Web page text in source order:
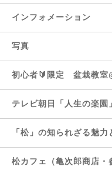
インフォメーション
写真
初心者🔰限定 盆栽教室
テレビ朝日「人生の楽園」
「松」の知られざる魅
松カフェ（亀次郎商店・